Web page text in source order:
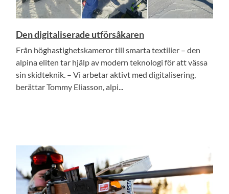
Den digitaliserade utförsåkaren
Från höghastighetskameror till smarta textilier – den
alpina eliten tar hjälp av modern teknologi för att vässa
sin skidteknik. – Vi arbetar aktivt med digitalisering,
berättar Tommy Eliasson, alpi...